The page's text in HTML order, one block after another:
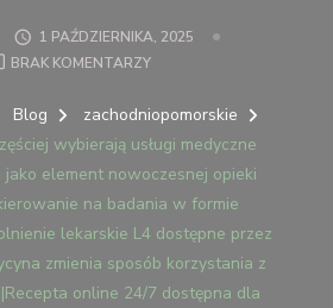
1 PAŹDZIERNIKA, 2025
BRAK KOMENTARZYDO
CORAZ
CZĘŚCIEJ
MEDYCZNE
ONLINE|E-
RECEPTA
JAKO
Blog
zachodniopomorskie
wybierają usługi medyczne
element nowoczesnej opieki
na badania w formie
lekarskie L4 dostępne przez
zmienia sposób korzystania z
online 24/7 dostępna dla